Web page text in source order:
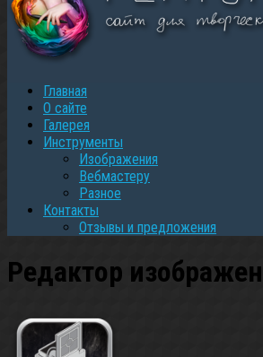
Главная
О сайте
Галерея
Инструменты
Изображения
Вебмастеру
Разное
Контакты
Oтзывы и предложения
Редактор